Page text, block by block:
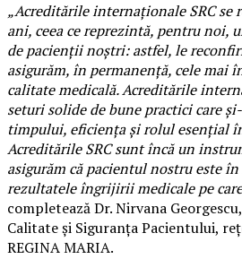
„Acreditările internaționale SRC se
ani, ceea ce reprezintă, pentru noi,
de pacienții noștri: astfel, le
asigurăm, în permanență, cele mai
calitate medicală. Acreditările
seturi solide de bune practici care
timpului, eficiența și rolul esențial
Acreditările SRC sunt încă un
asigurăm că pacientul nostru este
rezultatele îngrijirii medicale pe
completează Dr. Nirvana
Calitate și Siguranța Pacientului,
REGINA MARIA.